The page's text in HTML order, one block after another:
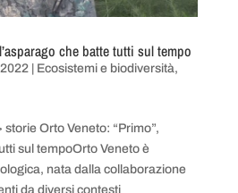
che batte tutti sul tempo
| Ecosistemi e biodiversità,
Orto Veneto: “Primo”,
sul tempoOrto Veneto è
nata dalla collaborazione
da diversi contesti